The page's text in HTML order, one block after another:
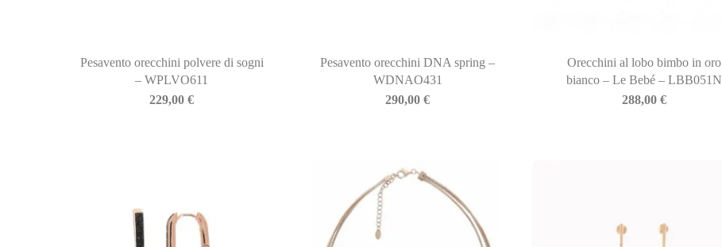
Pesavento orecchini polvere di sogni
– WPLVO611
229,00€
Pesavento orecchini DNA spring –
WDNAO431
290,00€
Orecchini al lobo bimbo in oro
bianco – Le Bebé – LBB051N
288,00 €
Telefono: +39 0473 236173
info@biasinijewelry.it